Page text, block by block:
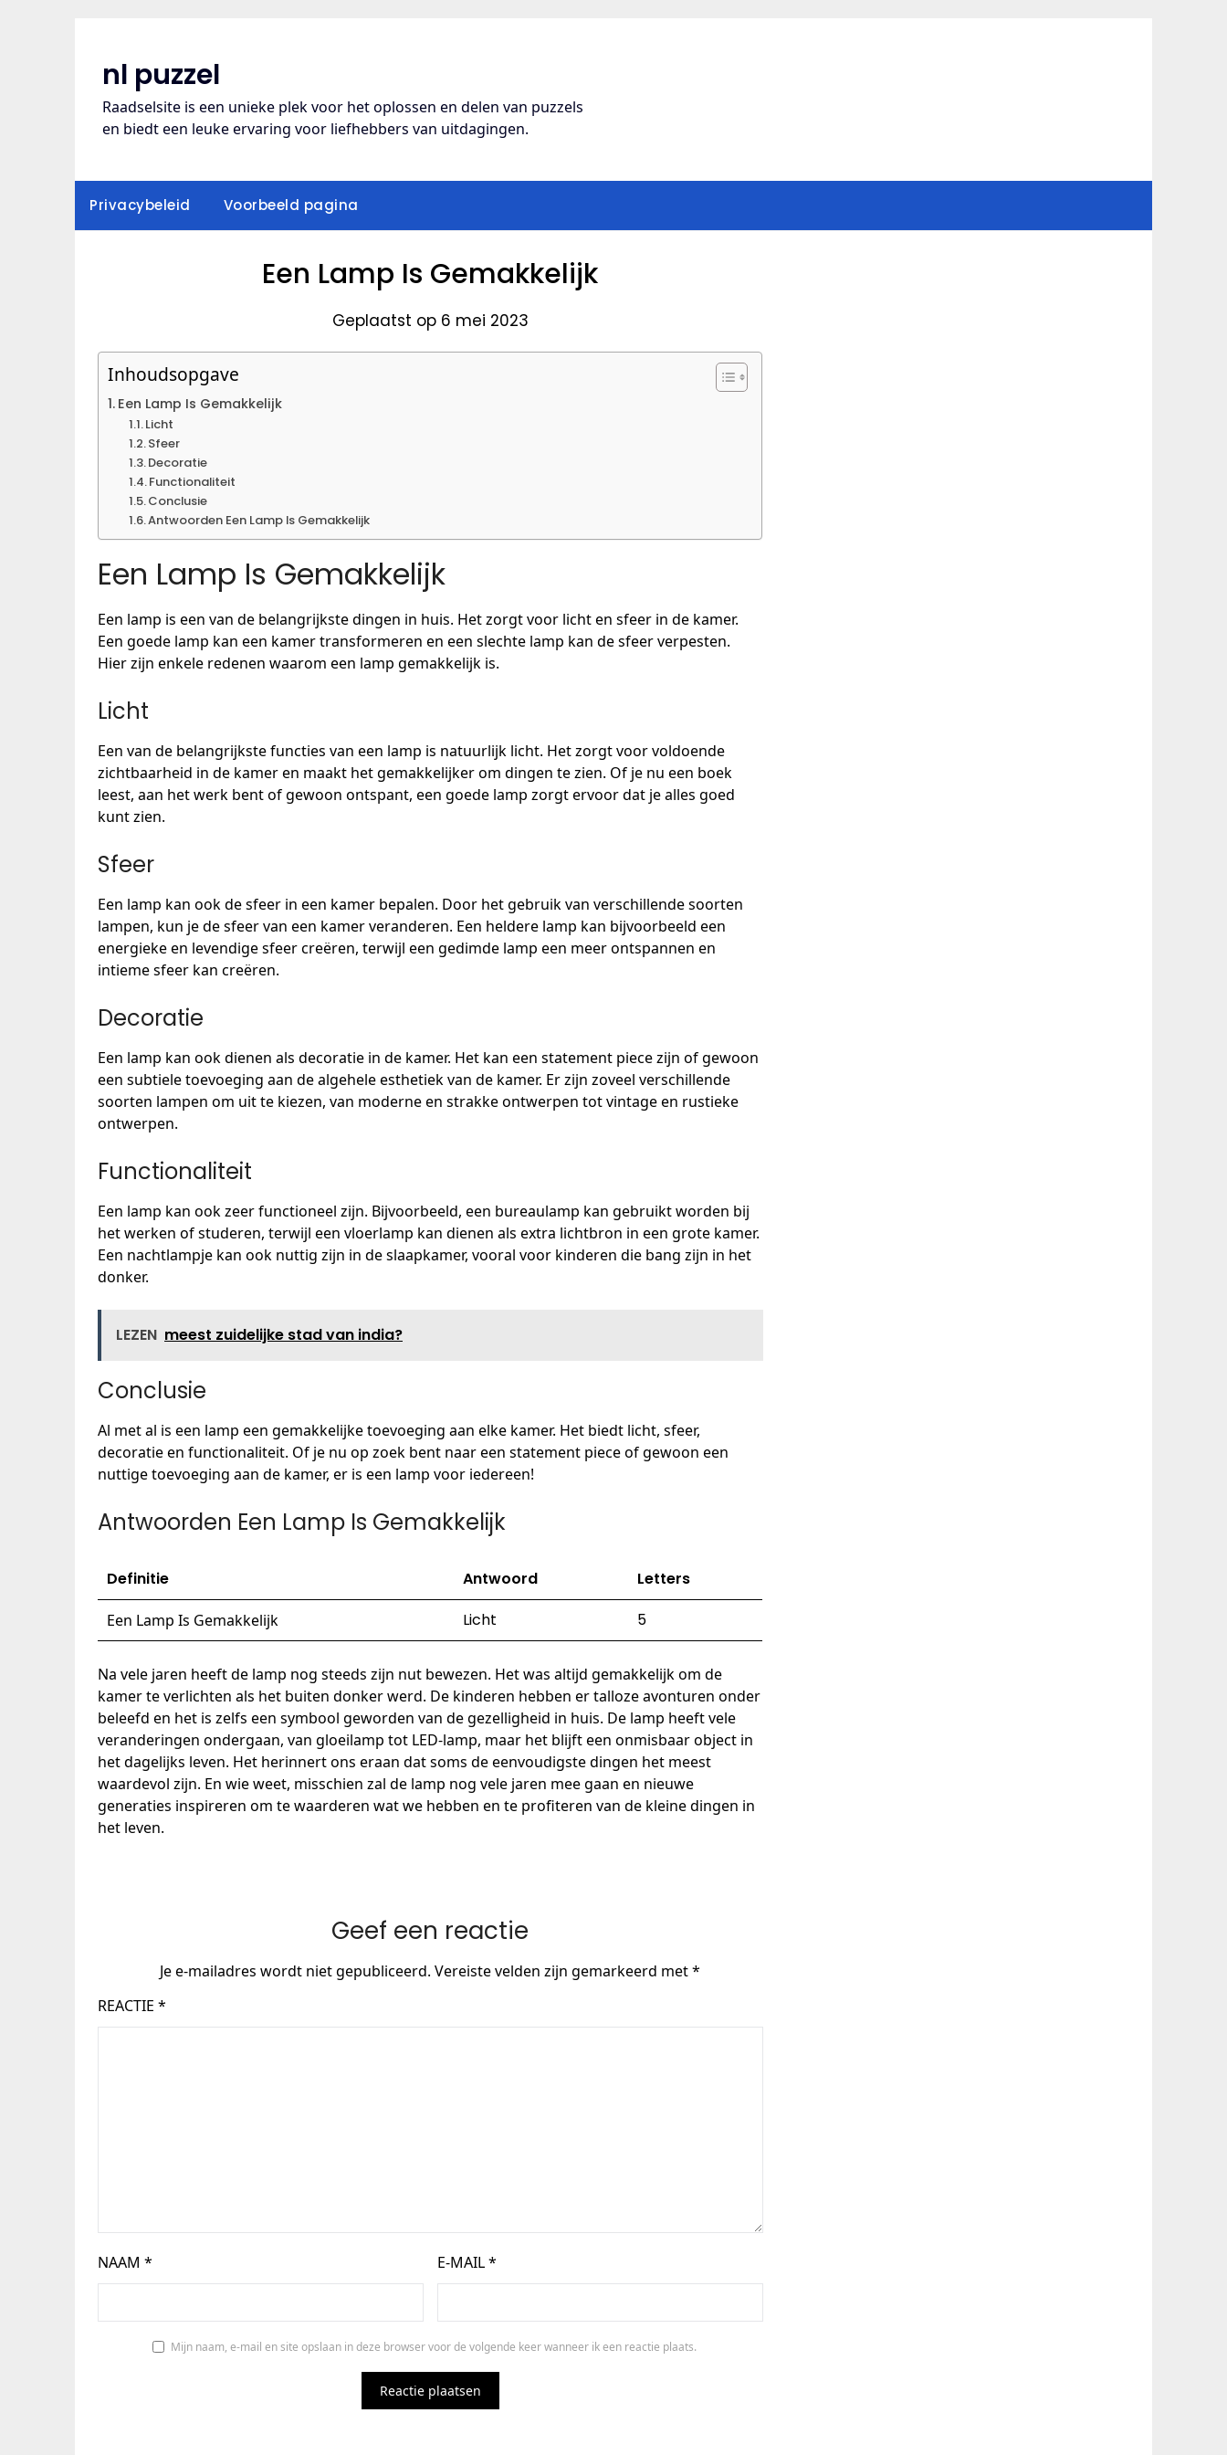
nl puzzel
Raadselsite is een unieke plek voor het oplossen en delen van puzzels
en biedt een leuke ervaring voor liefhebbers van uitdagingen.
Privacybeleid Voorbeeld pagina
Een Lamp Is Gemakkelijk
Geplaatst op 6 mei 2023
Inhoudsopgave
Een Lamp Is Gemakkelijk
Licht
Sfeer
Decoratie
Functionaliteit
Conclusie
Antwoorden Een Lamp Is Gemakkelijk
Een Lamp Is Gemakkelijk
Een lamp is een van de belangrijkste dingen in huis. Het zorgt voor licht en sfeer in de kamer.
Een goede lamp kan een kamer transformeren en een slechte lamp kan de sfeer verpesten.
Hier zijn enkele redenen waarom een lamp gemakkelijk is.
Licht
Een van de belangrijkste functies van een lamp is natuurlijk licht. Het zorgt voor voldoende
zichtbaarheid in de kamer en maakt het gemakkelijker om dingen te zien. Of je nu een boek
leest, aan het werk bent of gewoon ontspant, een goede lamp zorgt ervoor dat je alles goed
kunt zien.
Sfeer
Een lamp kan ook de sfeer in een kamer bepalen. Door het gebruik van verschillende soorten
lampen, kun je de sfeer van een kamer veranderen. Een heldere lamp kan bijvoorbeeld een
energieke en levendige sfeer creëren, terwijl een gedimde lamp een meer ontspannen en
intieme sfeer kan creëren.
Decoratie
Een lamp kan ook dienen als decoratie in de kamer. Het kan een statement piece zijn of gewoon
een subtiele toevoeging aan de algehele esthetiek van de kamer. Er zijn zoveel verschillende
soorten lampen om uit te kiezen, van moderne en strakke ontwerpen tot vintage en rustieke
ontwerpen.
Functionaliteit
Een lamp kan ook zeer functioneel zijn. Bijvoorbeeld, een bureaulamp kan gebruikt worden bij
het werken of studeren, terwijl een vloerlamp kan dienen als extra lichtbron in een grote kamer.
Een nachtlampje kan ook nuttig zijn in de slaapkamer, vooral voor kinderen die bang zijn in het
donker.
LEZEN meest zuidelijke stad van india?
Conclusie
Al met al is een lamp een gemakkelijke toevoeging aan elke kamer. Het biedt licht, sfeer,
decoratie en functionaliteit. Of je nu op zoek bent naar een statement piece of gewoon een
nuttige toevoeging aan de kamer, er is een lamp voor iedereen!
Antwoorden Een Lamp Is Gemakkelijk
Definitie Antwoord Letters
Een Lamp Is Gemakkelijk Licht 5
Na vele jaren heeft de lamp nog steeds zijn nut bewezen. Het was altijd gemakkelijk om de
kamer te verlichten als het buiten donker werd. De kinderen hebben er talloze avonturen onder
beleefd en het is zelfs een symbool geworden van de gezelligheid in huis. De lamp heeft vele
veranderingen ondergaan, van gloeilamp tot LED-lamp, maar het blijft een onmisbaar object in
het dagelijks leven. Het herinnert ons eraan dat soms de eenvoudigste dingen het meest
waardevol zijn. En wie weet, misschien zal de lamp nog vele jaren mee gaan en nieuwe
generaties inspireren om te waarderen wat we hebben en te profiteren van de kleine dingen in
het leven.
Geef een reactie
Je e-mailadres wordt niet gepubliceerd. Vereiste velden zijn gemarkeerd met*
REACTIE *
NAAM * E-MAIL*
Mijn naam, e-mail en site opslaan in deze browser voor de volgende keer wanneer ik een reactie plaats.